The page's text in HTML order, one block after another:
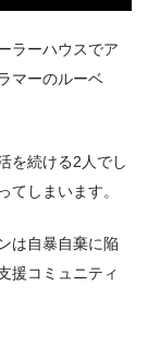
／／
見る
ラーハウスでア
マーのルーベ
を続ける2人でし
てしまいます。
は自暴自棄に陥
援コミュニティ